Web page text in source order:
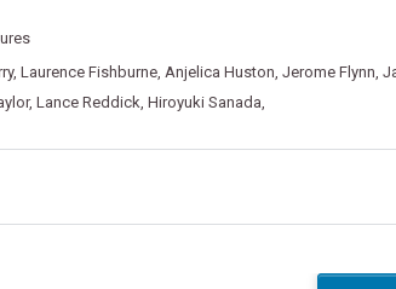
, Laurence Fishburne, Anjelica Huston, Jerome Flynn,
, Lance Reddick, Hiroyuki Sanada,